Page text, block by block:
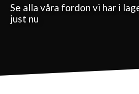
Se alla våra fordon vi har i
just nu